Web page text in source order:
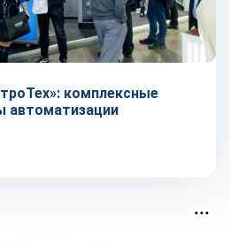
комплексные
автоматизации